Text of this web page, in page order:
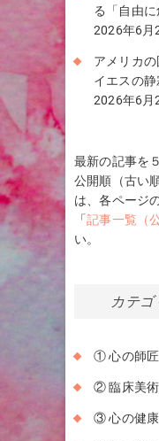
る「自由に
2026年6月
アメリカ
イエスの
2026年6月
最新の記事を
公開順（古い
は、各ページ
「記事一覧（
い。
カテゴ
① 心の師
② 臨床美
③ 心の健